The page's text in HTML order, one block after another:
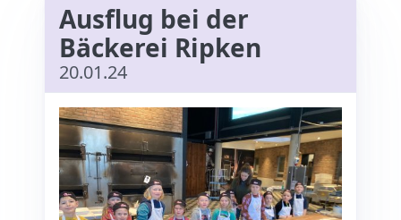
Ausflug bei der
Bäckerei Ripken
20.01.24